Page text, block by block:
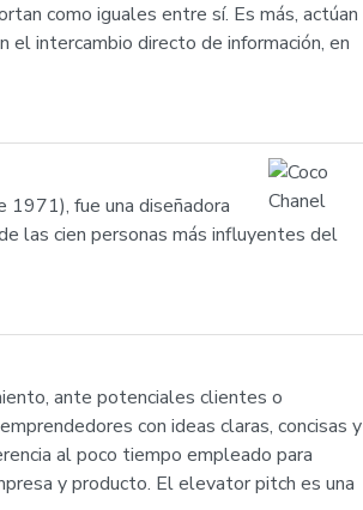
como iguales entre sí. Es más, actúan
intercambio directo de información, en
1971), fue una diseñadora
las cien personas más influyentes del
ante potenciales clientes o
con ideas claras, concisas y
al poco tiempo empleado para
y producto. El elevator pitch es una